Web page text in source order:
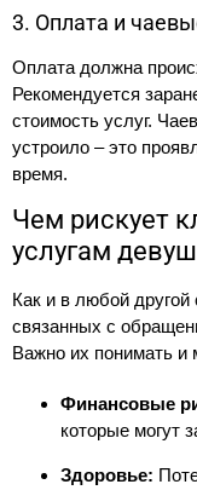
3. Оплата и
Оплата должна
Рекомендуется
стоимость услуг.
устроило – это
время.
Чем рискует
услугам
Как и в любой
связанных с
Важно их понимать и
Финансовые
которые могут
Здоровье: